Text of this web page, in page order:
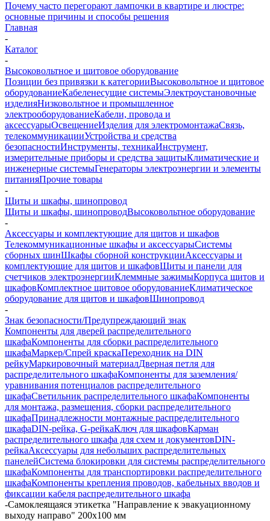
Почему часто перегорают лампочки в квартире и люстре:
основные причины и способы решения
Главная
-
Каталог
-
Высоковольтное и щитовое оборудование
Позиции без привязки к категорииВысоковольтное и щитовое
оборудованиеКабеленесущие системыЭлектроустановочные
изделияНизковольтное и промышленное
электрооборудованиеКабели, провода и
аксессуарыОсвещениеИзделия для электромонтажаСвязь,
телекоммуникацииУстройства и средства
безопасностиИнструменты, техникаИнструмент,
измерительные приборы и средства защитыКлиматические и
инженерные системыГенераторы электроэнергии и элементы
питанияПрочие товары
-
Щиты и шкафы, шинопровод
Щиты и шкафы, шинопроводВысоковольтное оборудование
-
Аксессуары и комплектующие для щитов и шкафов
Телекоммуникационные шкафы и аксессуарыСистемы
сборных шинШкафы сборной конструкцииАксессуары и
комплектующие для щитов и шкафовЩиты и панели для
счетчиков электроэнергииКлеммные зажимыКорпуса щитов и
шкафовКомплектное щитовое оборудованиеКлиматическое
оборудование для щитов и шкафовШинопровод
-
Знак безопасности/Предупреждающий знак
Компоненты для дверей распределительного
шкафаКомпоненты для сборки распределительного
шкафаМаркер/Спрей краскаПереходник на DIN
рейкуМаркировочный материалДверная петля для
распределительного шкафаКомпоненты для заземления/
уравнивания потенциалов распределительного
шкафаСветильник распределительного шкафаКомпоненты
для монтажа, размещения, сборки распределительного
шкафаПринадлежности монтажные распределительного
шкафаDIN-рейка, G-рейкаКлюч для шкафовКарман
распределительного шкафа для схем и документовDIN-
рейкаАксессуары для небольших распределительных
панелейСистема блокировки для системы распределительного
шкафаКомпоненты для транспортировки распределительного
шкафаКомпоненты крепления проводов, кабельных вводов и
фиксации кабеля распределительного шкафа
-Самоклеящаяся этикетка "Направление к эвакуационному
выходу направо" 200х100 мм